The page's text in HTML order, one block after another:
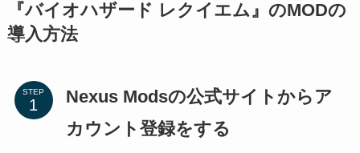
『バイオハザード レクイエム』のMODの
導入方法
STEP
Nexus Modsの公式サイトからア
カウント登録をする